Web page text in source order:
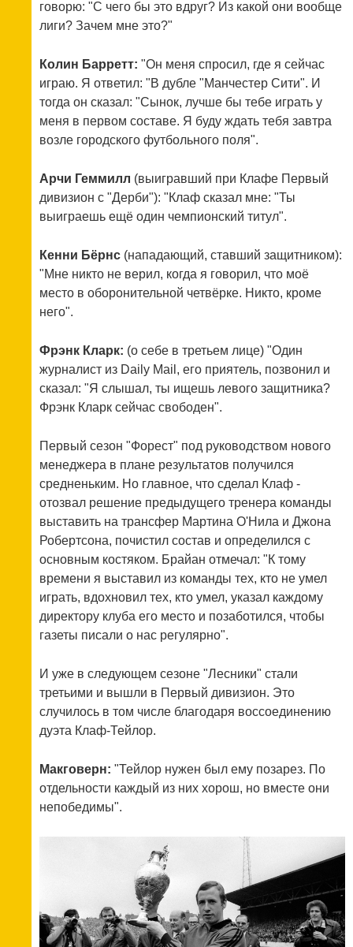
говорю: "С чего бы это вдруг? Из какой они вообще
лиги? Зачем мне это?"
Колин Барретт: "Он меня спросил, где я сейчас
играю. Я ответил: "В дубле "Манчестер Сити". И
тогда он сказал: "Сынок, лучше бы тебе играть у
меня в первом составе. Я буду ждать тебя завтра
возле городского футбольного поля".
Арчи Геммилл (выигравший при Клафе Первый
дивизион с "Дерби"): "Клаф сказал мне: "Ты
выиграешь ещё один чемпионский титул".
Кенни Бёрнс (нападающий, ставший защитником):
"Мне никто не верил, когда я говорил, что моё
место в оборонительной четвёрке. Никто, кроме
него".
Фрэнк Кларк: (о себе в третьем лице) "Один
журналист из Daily Mail, его приятель, позвонил и
сказал: "Я слышал, ты ищешь левого защитника?
Фрэнк Кларк сейчас свободен".
Первый сезон "Форест" под руководством нового
менеджера в плане результатов получился
средненьким. Но главное, что сделал Клаф -
отозвал решение предыдущего тренера команды
выставить на трансфер Мартина О'Нила и Джона
Робертсона, почистил состав и определился с
основным костяком. Брайан отмечал: "К тому
времени я выставил из команды тех, кто не умел
играть, вдохновил тех, кто умел, указал каждому
директору клуба его место и позаботился, чтобы
газеты писали о нас регулярно".
И уже в следующем сезоне "Лесники" стали
третьими и вышли в Первый дивизион. Это
случилось в том числе благодаря воссоединению
дуэта Клаф-Тейлор.
Макговерн: "Тейлор нужен был ему позарез. По
отдельности каждый из них хорош, но вместе они
непобедимы".